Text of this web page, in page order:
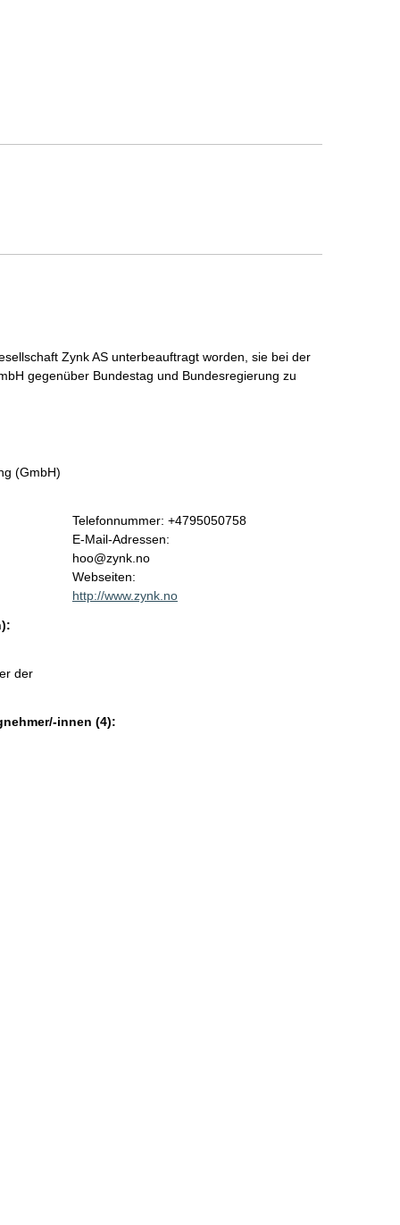
Zynk AS unterbeauftragt worden, sie bei der
gegenüber Bundestag und Bundesregierung zu
(GmbH)
Kontaktinformationen:
Telefonnummer: +4795050758
E-Mail-Adressen:
hoo@zynk.no
Webseiten:
http://www.zynk.no
der
innen (4):